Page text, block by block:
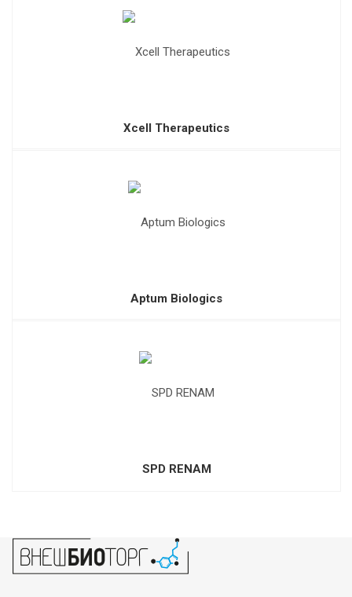
Xcell Therapeutics
Aptum Biologics
SPD RENAM